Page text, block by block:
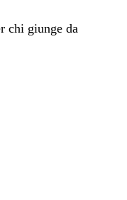
chi giunge da